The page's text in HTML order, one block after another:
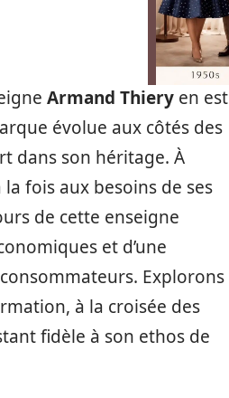
Armand Thiery en est
évolue aux côtés des
dans son héritage. À
fois aux besoins de ses
de cette enseigne
et d’une
Explorons
à la croisée des
fidèle à son ethos de